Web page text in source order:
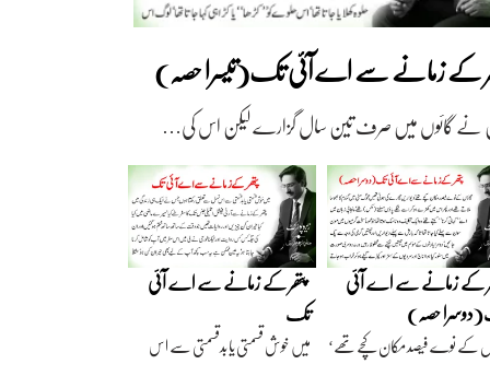
کے زمانے سے اے آئی تک(تیسرا حصہ)
نے گائوں میں صرف تین سال گزارے لیکن اس کی…
کے زمانے سے اے آئی
حصہ)
کے نوے فیصد مکان کچے تھے‘
پتھر کے زمانے سے اے آئی
تک
میں خوش قسمتی یا بدقسمتی سے اس